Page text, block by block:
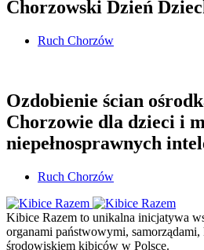
Chorzowski Dzień
Ruch Chorzów
Ozdobienie ścian
Chorzowie dla dzieci i
niepełnosprawnych
Ruch Chorzów
Kibice Razem to unikalna inicjatywa
organami państwowymi,
środowiskiem kibiców w Polsce.